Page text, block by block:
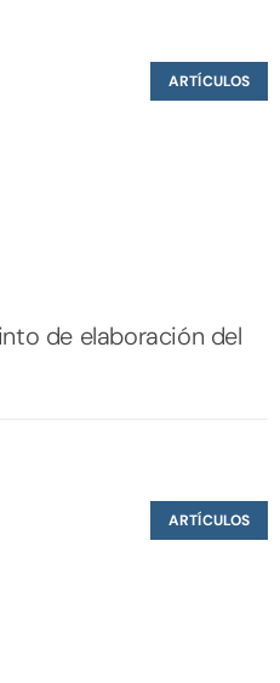
ARTÍCULOS
de elaboración del
ARTÍCULOS